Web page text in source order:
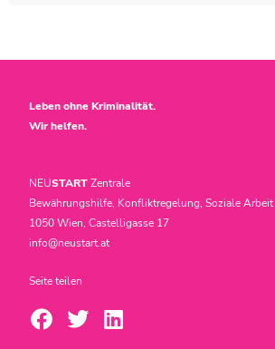
Leben ohne Kriminalität.
Wir helfen.
NEUSTARTZentrale
Bewährungshilfe, Konfliktregelung, Soziale Arbeit
1050 Wien, Castelligasse 17
info@neustart.at
Seite teilen